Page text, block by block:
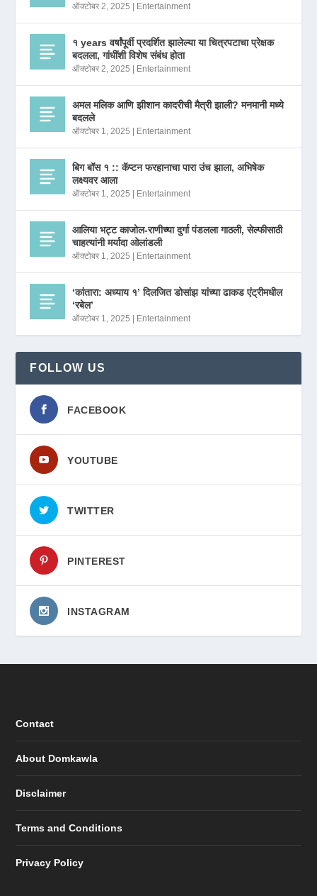
ऑक्टोबर 2, 2025 | Entertainment
१ years वर्षांपूर्वी प्रदर्शित झालेल्या या चित्रपटाचा प्रेक्षक
बदलला, गांधींशी विशेष संबंध होता
ऑक्टोबर 2, 2025 | Entertainment
अमल मलिक आणि झीशान कादरीची मैत्री झाली? मनमानी मध्ये
बदलले
ऑक्टोबर 1, 2025 | Entertainment
बिग बॉस १ :: कॅप्टन फरहानाचा पारा उंच झाला, अभिषेक
लक्ष्यवर आला
ऑक्टोबर 1, 2025 | Entertainment
आलिया भट्ट काजोल-राणीच्या दुर्गा पंडलला गाठली, सेल्फीसाठी
चाहत्यांनी मर्यादा ओलांडली
ऑक्टोबर 1, 2025 | Entertainment
‘कांतारा: अध्याय १’ दिलजित डोसांझ यांच्या ढाकड एंट्रीमधील
‘रबेल’
ऑक्टोबर 1, 2025 | Entertainment
FOLLOW US
FACEBOOK
YOUTUBE
TWITTER
PINTEREST
INSTAGRAM
Contact
About Domkawla
Disclaimer
Terms and Conditions
Privacy Policy